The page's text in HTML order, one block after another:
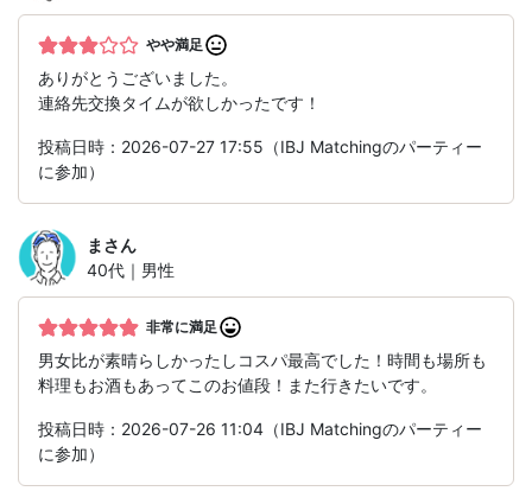
やや満足
ありがとうございました。
連絡先交換タイムが欲しかったです！
投稿日時：2026-07-27 17:55（IBJ Matchingのパーティー
に参加）
ま さん
40代｜男性
非常に満足
男女比が素晴らしかったしコスパ最高でした！時間も場所も
料理もお酒もあってこのお値段！また行きたいです。
投稿日時：2026-07-26 11:04（IBJ Matchingのパーティー
に参加）